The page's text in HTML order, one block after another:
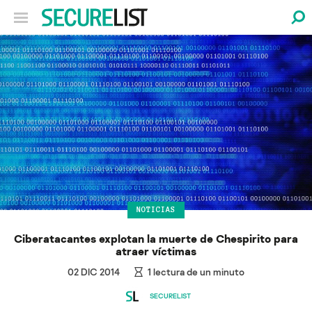
NOTICIAS
Ciberatacantes explotan la muerte de Chespirito para
atraer víctimas
02 DIC 2014 1 lectura de un minuto
SECURELIST